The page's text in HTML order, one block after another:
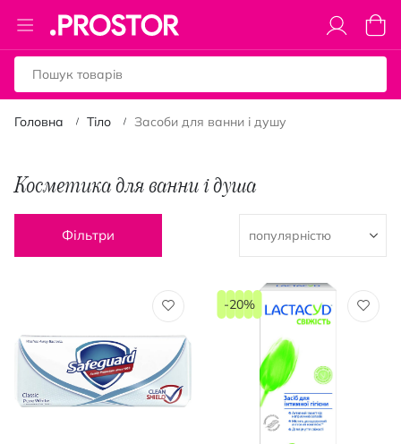
Toggle
Nav
Кошик
Головна Тіло Засоби для ванни і душу
Косметика для ванни і душа
Фільтри
-20%